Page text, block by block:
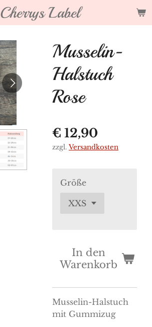
Cherrys Label
Musselin-
Halstuch
Rose
€ 12,90
zzgl. Versandkosten
Größe
In den
Warenkorb
Musselin-Halstuch
mit Gummizug